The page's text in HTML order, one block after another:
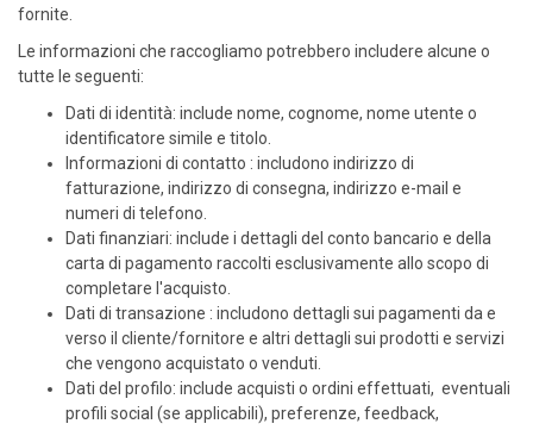
fornite.
Le informazioni che raccogliamo potrebbero includere alcune o
tutte le seguenti:
Dati di identità: include nome, cognome, nome utente o
identificatore simile e titolo.
Informazioni di contatto : includono indirizzo di
fatturazione, indirizzo di consegna, indirizzo e-mail e
numeri di telefono.
Dati finanziari: include i dettagli del conto bancario e della
carta di pagamento raccolti esclusivamente allo scopo di
completare l'acquisto.
Dati di transazione : includono dettagli sui pagamenti da e
verso il cliente/fornitore e altri dettagli sui prodotti e servizi
che vengono acquistato o venduti.
Dati del profilo: include acquisti o ordini effettuati, eventuali
profili social (se applicabili), preferenze, feedback,